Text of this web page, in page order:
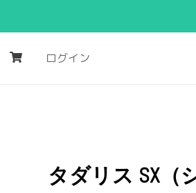
ログイン
タダリス SX（